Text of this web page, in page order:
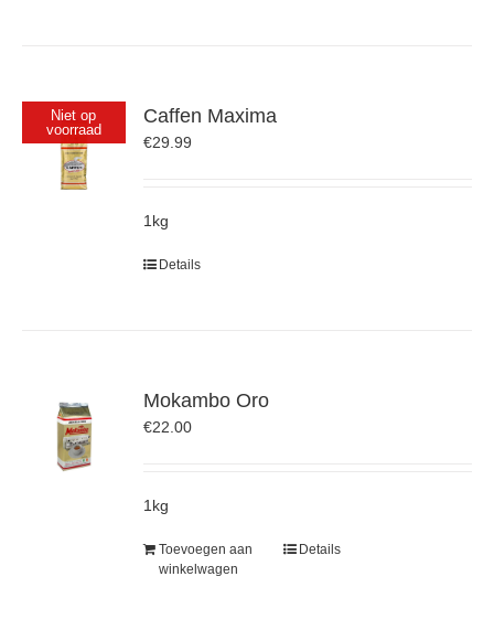
Niet op
voorraad
Caffen Maxima
€29.99
1kg
Details
Mokambo Oro
€22.00
1kg
Toevoegen aan
winkelwagen
Details